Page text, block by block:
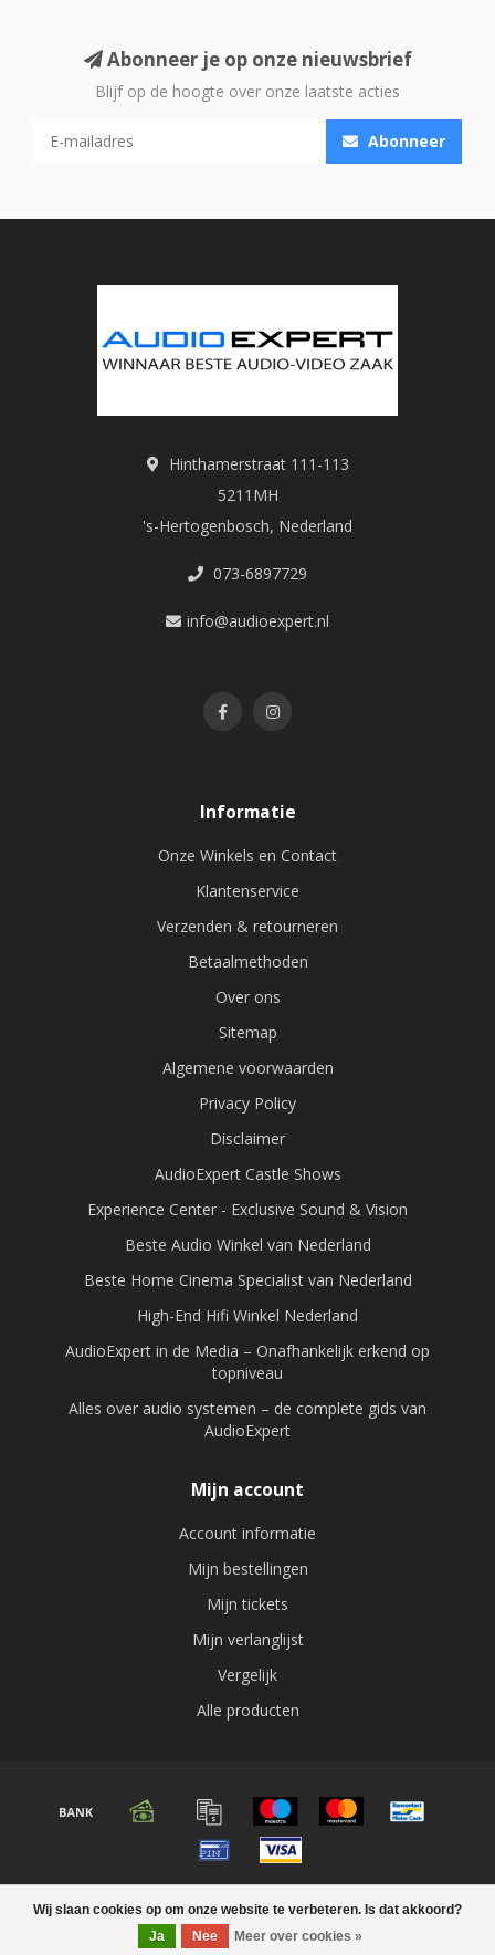
Wij slaan cookies op om onze website te verbeteren. Is dat akkoord?
Ja
Nee Meer over cookies »
Abonneer je op onze nieuwsbrief
Blijf op de hoogte over onze laatste acties
Abonneer
Hinthamerstraat 111-113
5211MH
's-Hertogenbosch, Nederland
073-6897729
info@audioexpert.nl
Informatie
Onze Winkels en Contact
Klantenservice
Verzenden & retourneren
Betaalmethoden
Over ons
Sitemap
Algemene voorwaarden
Privacy Policy
Disclaimer
AudioExpert Castle Shows
Experience Center - Exclusive Sound & Vision
Beste Audio Winkel van Nederland
Beste Home Cinema Specialist van Nederland
High-End Hifi Winkel Nederland
AudioExpert in de Media – Onafhankelijk erkend op
topniveau
Alles over audio systemen – de complete gids van
AudioExpert
Mijn account
Account informatie
Mijn bestellingen
Mijn tickets
Mijn verlanglijst
Vergelijk
Alle producten
© Copyright 2026 Audio expert